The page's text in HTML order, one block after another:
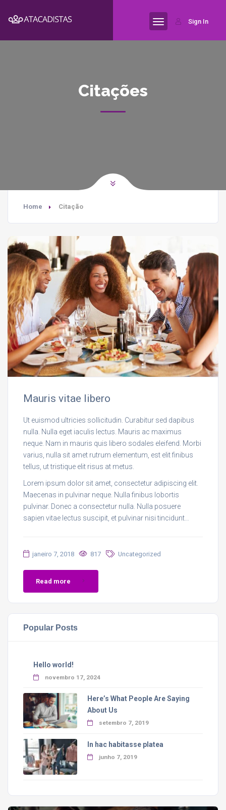
Sign In
Citações
Home Citação
Mauris vitae libero
Ut euismod ultricies sollicitudin. Curabitur sed dapibus
nulla. Nulla eget iaculis lectus. Mauris ac maximus
neque. Nam in mauris quis libero sodales eleifend. Morbi
varius, nulla sit amet rutrum elementum, est elit finibus
tellus, ut tristique elit risus at metus.
Lorem ipsum dolor sit amet, consectetur adipiscing elit.
Maecenas in pulvinar neque. Nulla finibus lobortis
pulvinar. Donec a consectetur nulla. Nulla posuere
sapien vitae lectus suscipit, et pulvinar nisi tincidunt…
janeiro 7, 2018 817 Uncategorized
Read more
Popular Posts
Hello world!
novembro 17, 2024
Here’s What People Are Saying
About Us
setembro 7, 2019
In hac habitasse platea
junho 7, 2019